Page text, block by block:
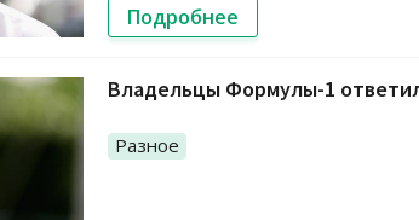
Подробнее
Владельцы Формулы-1
Разное